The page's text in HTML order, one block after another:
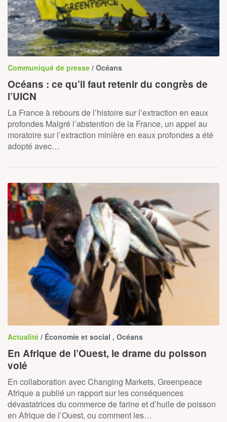
Communiqué de presse / Océans
Océans : ce qu’il faut retenir du congrès de
l’UICN
La France à rebours de l’histoire sur l’extraction en eaux
profondes Malgré l’abstention de la France, un appel au
moratoire sur l’extraction minière en eaux profondes a été
adopté avec…
Actualité / Économie et social , Océans
En Afrique de l’Ouest, le drame du poisson
volé
En collaboration avec Changing Markets, Greenpeace
Afrique a publié un rapport sur les conséquences
dévastatrices du commerce de farine et d’huile de poisson
en Afrique de l’Ouest, ou comment les…